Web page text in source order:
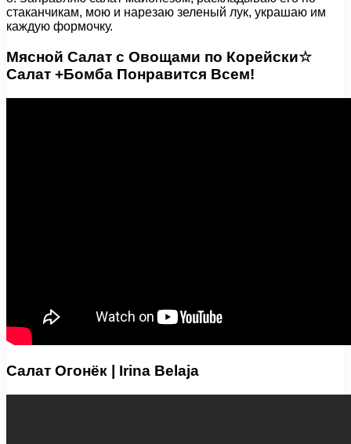
стаканчикам, мою и нарезаю зеленый лук, украшаю им
каждую формочку.
Мясной Салат с Овощами по Корейски☆
Салат +Бомба Понравится Всем!
Салат Огонёк | Irina Belaja